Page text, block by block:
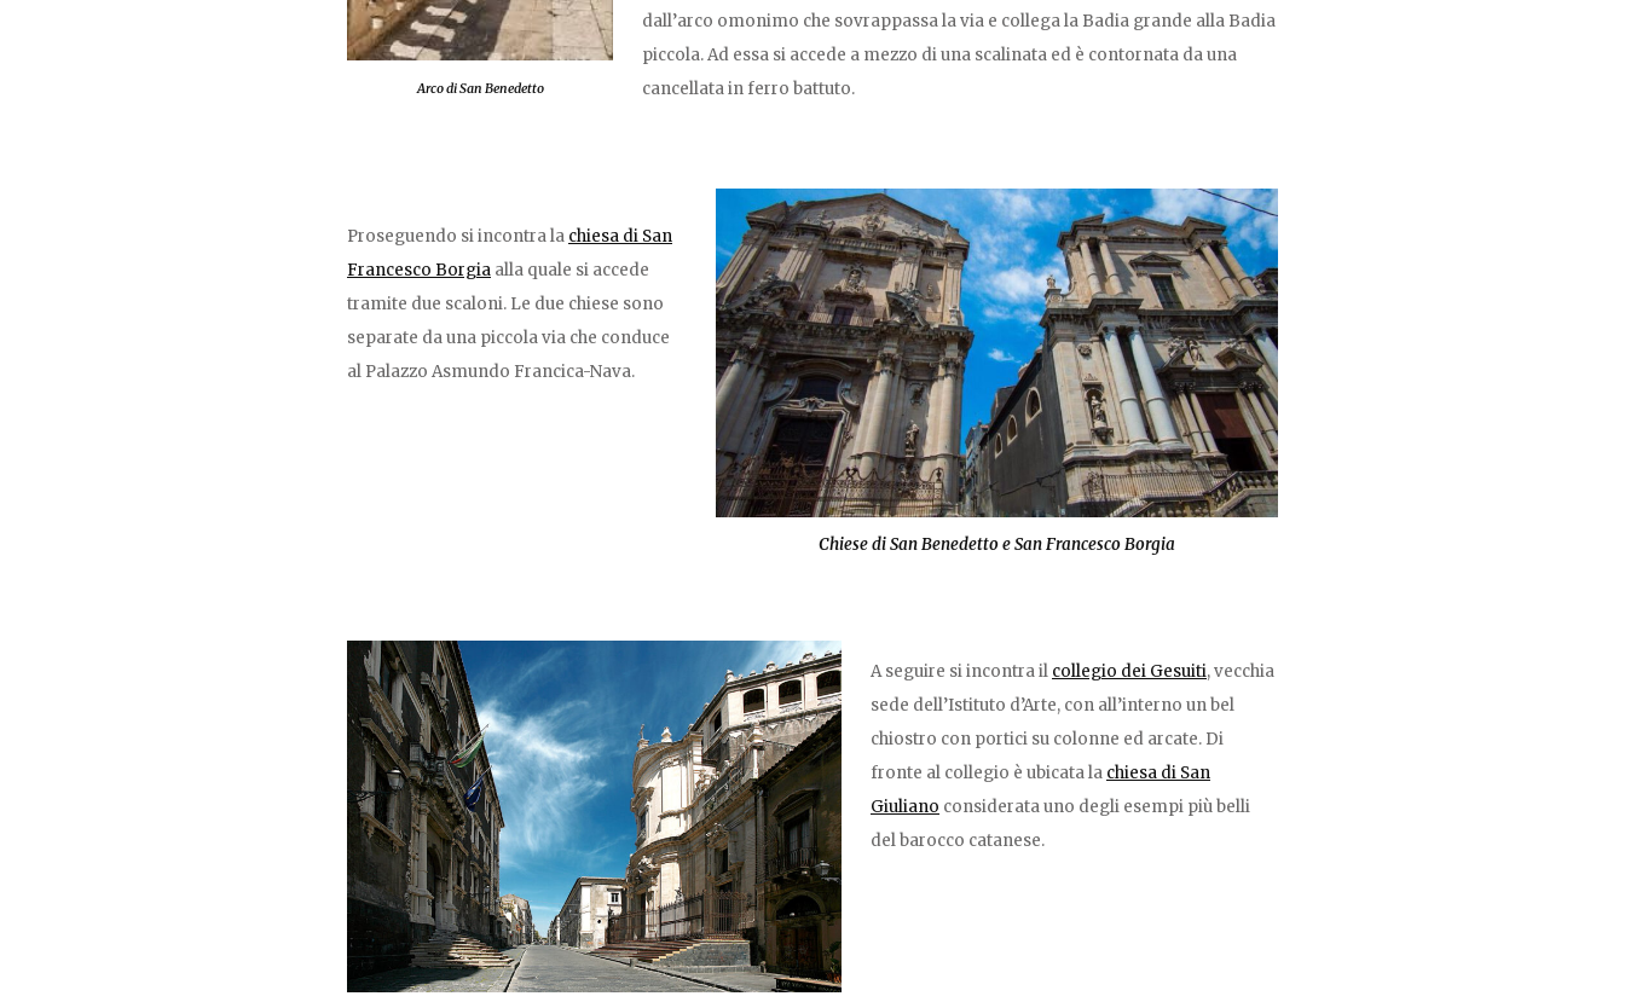
Arco di San Benedetto
dall’arco omonimo che sovrappassa la via e collega la Badia grande alla Badia
piccola. Ad essa si accede a mezzo di una scalinata ed è contornata da una
cancellata in ferro battuto.
Chiese di San Benedetto e San Francesco Borgia
Proseguendo si incontra la chiesa di San
Francesco Borgia alla quale si accede
tramite due scaloni. Le due chiese sono
separate da una piccola via che conduce
al Palazzo Asmundo Francica-Nava.
A seguire si incontra il collegio dei Gesuiti, vecchia
sede dell’Istituto d’Arte, con all’interno un bel
chiostro con portici su colonne ed arcate. Di
fronte al collegio è ubicata la chiesa di San
Giuliano considerata uno degli esempi più belli
del barocco catanese.